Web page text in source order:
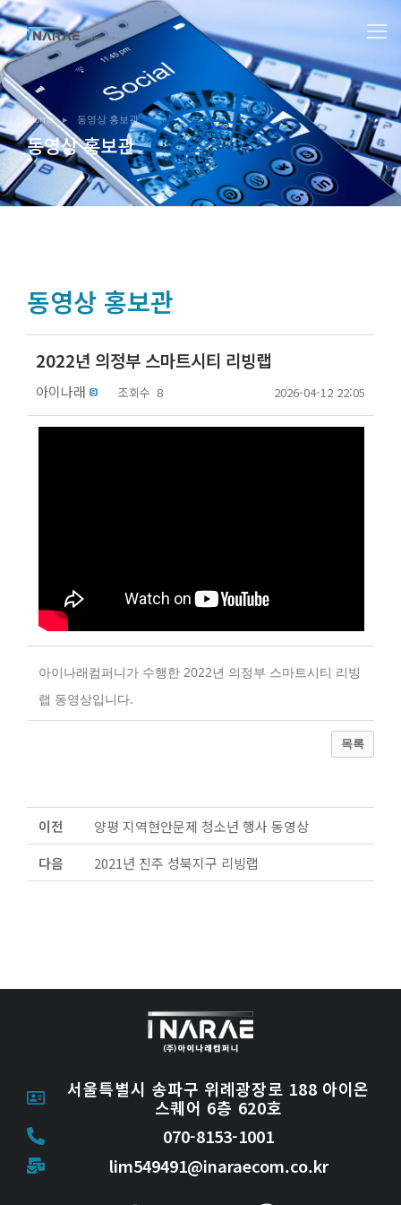
You are here:
Home 동영상 홍보관
동영상 홍보관
동영상 홍보관
2022년 의정부 스마트시티 리빙랩
아이나래 조회수 8 2026-04-12 22:05
아이나래컴퍼니가 수행한 2022년 의정부 스마트시티 리빙
랩 동영상입니다.
수행기간은 2022년 9월부터 12월까로 총 5회 개최되었으
목록
이전
양평 지역현안문제 청소년 행사 동영상
다음
2021년 진주 성북지구 리빙랩
서울특별시 송파구 위례광장로 188 아이온
스퀘어 6층 620호
070-8153-1001
lim549491@inaraecom.co.kr